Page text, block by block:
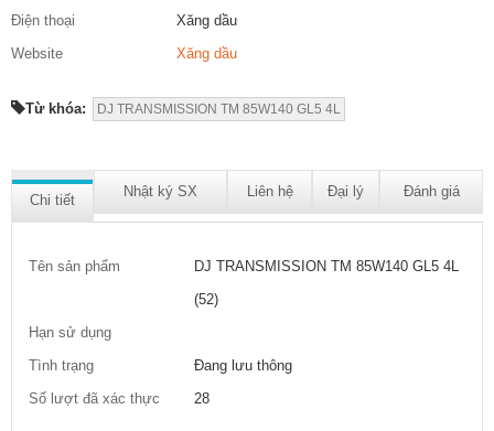
Điện thoại
Xăng dầu
Website
Xăng dầu
Từ khóa: DJ TRANSMISSION TM 85W140 GL5 4L
Chi tiết
Nhật ký SX Liên hệ Đại lý Đánh giá
Tên sản phẩm
DJ TRANSMISSION TM 85W140 GL5 4L
(52)
Hạn sử dụng
Tình trạng
Đang lưu thông
Số lượt đã xác thực
28